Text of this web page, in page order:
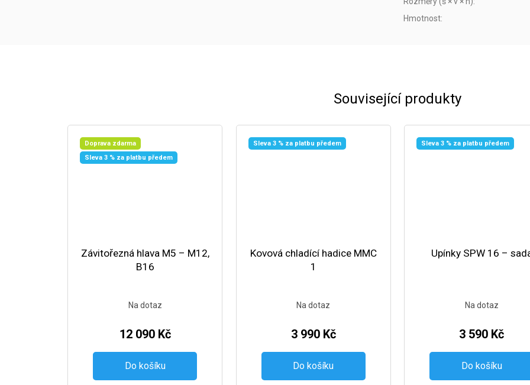
Hmotnost:
Související produkty
Doprava zdarma
Sleva 3 % za platbu předem
Závitořezná hlava M5 – M12,
B16
Na dotaz
12 090 Kč
Do košíku
Sleva 3 % za platbu předem
Kovová chladící hadice MMC
1
Na dotaz
3 990 Kč
Do košíku
Sleva 3 % za platbu předem
Upínky SPW 16 –
Na dotaz
3 590 Kč
Do košíku